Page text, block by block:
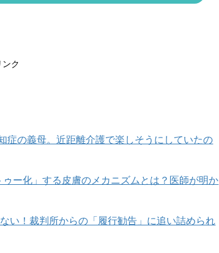
語一覧】
ク
症の義母。近距離介護で楽しそうにしていたの
ー化」する皮膚のメカニズムとは？医師が明か
い！裁判所からの「履行勧告」に追い詰められ